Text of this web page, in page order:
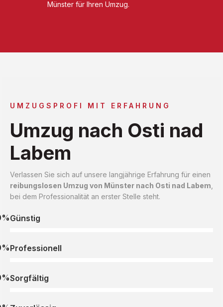
Münster für Ihren Umzug.
UMZUGSPROFI MIT ERFAHRUNG
Umzug nach Osti nad
Labem
Verlassen Sie sich auf unsere langjährige Erfahrung für einen
reibungslosen Umzug von Münster nach Osti nad Labem
bei dem Professionalität an erster Stelle steht.
Günstig
Professionell
Sorgfältig